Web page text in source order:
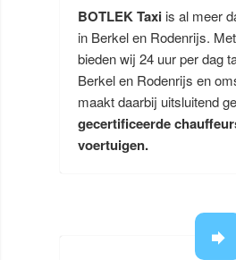
BOTLEK Taxi is al meer
in Berkel en Rodenrijs.
bieden wij 24 uur per dag
Berkel en Rodenrijs en
maakt daarbij uitsluitend
gecertificeerde
voertuigen.